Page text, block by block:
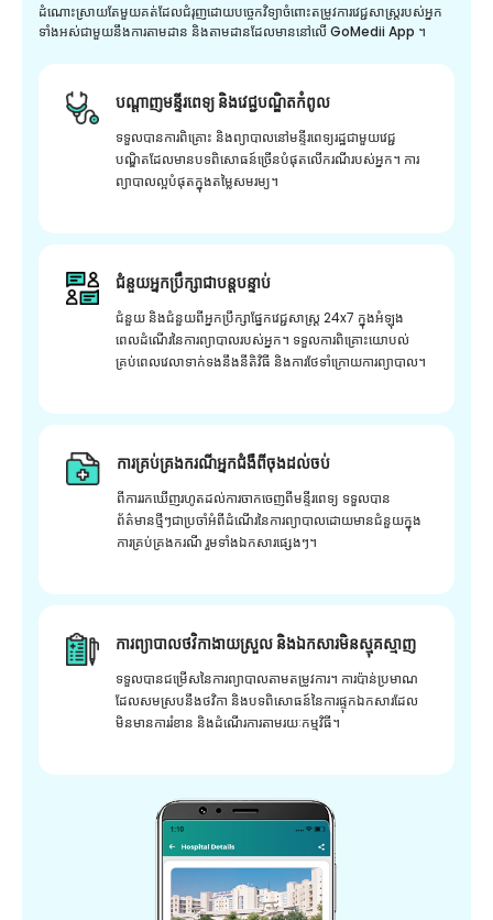
ដំណោះស្រាយតែមួយគត់ដែលជំរុញដោយបច្ចេកវិទ្យាចំពោះតម្រូវការវេជ្ជសាស្រ្តរបស់អ្នក
ទាំងអស់ជាមួយនឹងការតាមដាន និងតាមដានដែលមាននៅលើ GoMedii App ។
បណ្តាញមន្ទីរពេទ្យ និងវេជ្ជបណ្ឌិតកំពូល
ទទួលបានការពិគ្រោះ និងព្យាបាលនៅមន្ទីរពេទ្យរដ្ឋជាមួយវេជ្ជ
បណ្ឌិតដែលមានបទពិសោធន៍ច្រើនបំផុតលើករណីរបស់អ្នក។ ការ
ព្យាបាលល្អបំផុតក្នុងតម្លៃសមរម្យ។
ជំនួយអ្នកប្រឹក្សាជាបន្តបន្ទាប់
ជំនួយ និងជំនួយពីអ្នកប្រឹក្សាផ្នែកវេជ្ជសាស្រ្ត 24x7 ក្នុងអំឡុង
ពេលដំណើរនៃការព្យាបាលរបស់អ្នក។ ទទួលការពិគ្រោះយោបល់
គ្រប់ពេលវេលាទាក់ទងនឹងនីតិវិធី និងការថែទាំក្រោយការព្យាបាល។
ការគ្រប់គ្រងករណីអ្នកជំងឺពីចុងដល់ចប់
ពីការរកឃើញរហូតដល់ការចាកចេញពីមន្ទីរពេទ្យ ទទួលបាន
ព័ត៌មានថ្មីៗជាប្រចាំអំពីដំណើរនៃការព្យាបាលដោយមានជំនួយក្នុង
ការគ្រប់គ្រងករណី រួមទាំងឯកសារផ្សេងៗ។
ការព្យាបាលថវិកាងាយស្រួល និងឯកសារមិនស្មុគស្មាញ
ទទួលបានជម្រើសនៃការព្យាបាលតាមតម្រូវការ។ ការប៉ាន់ប្រមាណ
ដែលសមស្របនឹងថវិកា និងបទពិសោធន៍នៃការផ្ទុកឯកសារដែល
មិនមានការរំខាន និងដំណើរការតាមរយៈកម្មវិធី។